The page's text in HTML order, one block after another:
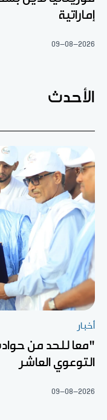
إماراتية
09-08-2026
الأحدث
أخبار
"معا للحد من
التوعوي العاشر
09-08-2026